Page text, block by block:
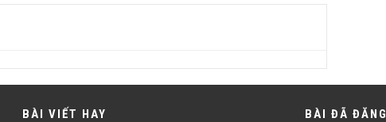
BÀI VIẾT HAY BÀI ĐÃ ĐĂNG